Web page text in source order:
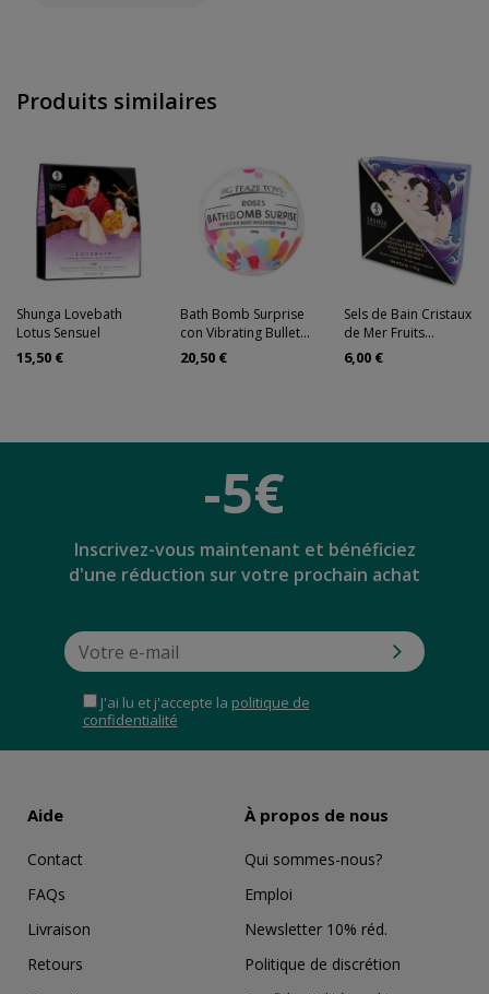
Produits similaires
Shunga Lovebath
Lotus Sensuel
15,50 €
Bath Bomb Surprise
con Vibrating Bullet...
20,50 €
Sels de Bain Cristaux
de Mer Fruits...
6,00 €
-5€
Inscrivez-vous maintenant et bénéficiez
d'une réduction sur votre prochain achat
J'ai lu et j'accepte la politique de
confidentialité
Aide
Contact
FAQs
Livraison
Retours
À propos de nous
Qui sommes-nous?
Emploi
Newsletter 10% réd.
Politique de discrétion